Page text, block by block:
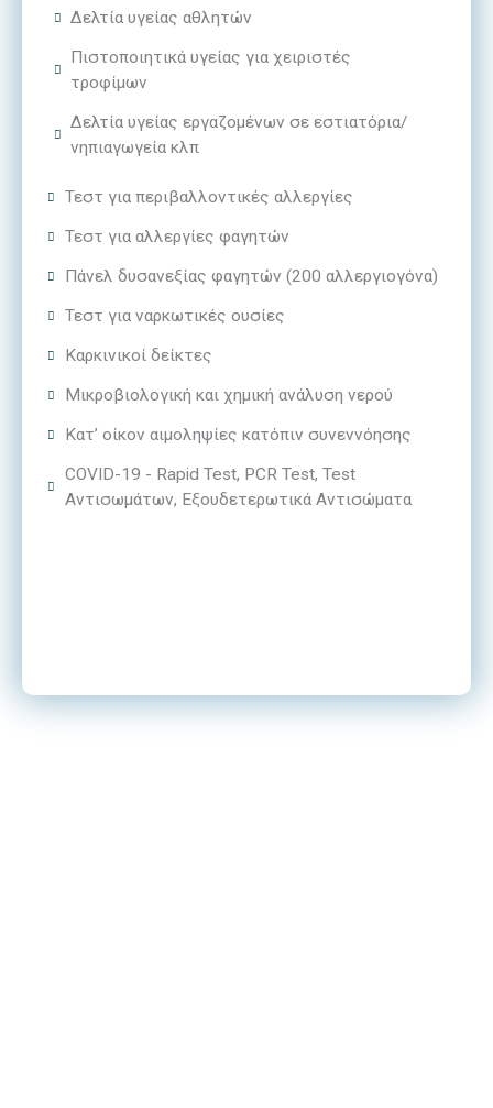
Δελτία υγείας αθλητών
Πιστοποιητικά υγείας για χειριστές
τροφίμων
Δελτία υγείας εργαζομένων σε εστιατόρια/
νηπιαγωγεία κλπ
Τεστ για περιβαλλοντικές αλλεργίες
Τεστ για αλλεργίες φαγητών
Πάνελ δυσανεξίας φαγητών (200 αλλεργιογόνα)
Τεστ για ναρκωτικές ουσίες
Καρκινικοί δείκτες
Μικροβιολογική και χημική ανάλυση νερού
Kατ’ οίκον αιμοληψίες κατόπιν συνεννόησης
COVID-19 - Rapid Test, PCR Test, Test
Αντισωμάτων, Εξουδετερωτικά Αντισώματα